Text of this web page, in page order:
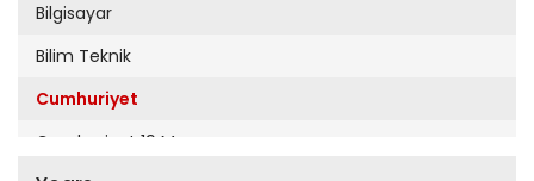
Bilgisayar
Bilim Teknik
Cumhuriyet
Cumhuriyet 19 Mayıs